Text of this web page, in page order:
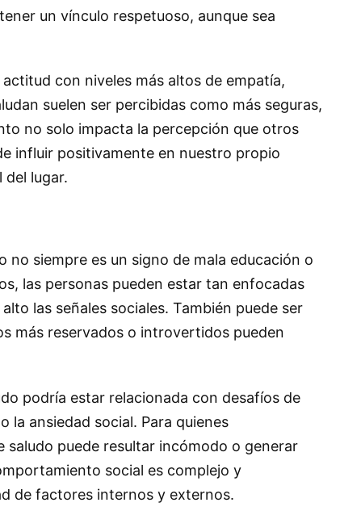
un vínculo respetuoso, aunque sea
con niveles más altos de empatía,
suelen ser percibidas como más seguras,
no solo impacta la percepción que otros
influir positivamente en nuestro propio
del lugar.
no siempre es un signo de mala educación o
las personas pueden estar tan enfocadas
las señales sociales. También puede ser
más reservados o introvertidos pueden
podría estar relacionada con desafíos de
la ansiedad social. Para quienes
puede resultar incómodo o generar
social es complejo y
de factores internos y externos.